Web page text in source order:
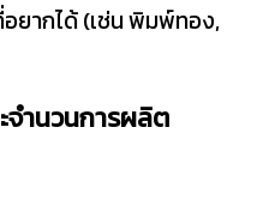
ากได้ (เช่น พิมพ์ทอง,
จำนวนการผลิต